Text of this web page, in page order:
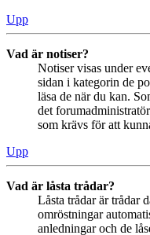
Upp
Vad är notiser?
Notiser visas under
sidan i kategorin de
läsa de när du kan.
det
som krävs för att
Upp
Vad är låsta trådar?
Låsta trådar är trådar
omröstningar
anledningar och de